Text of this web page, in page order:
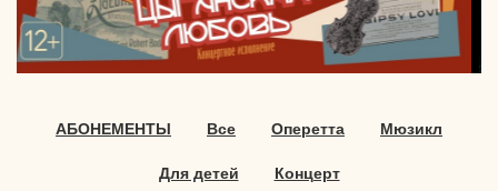
АБОНЕМЕНТЫ Все Оперетта Мюзикл
Для детей Концерт